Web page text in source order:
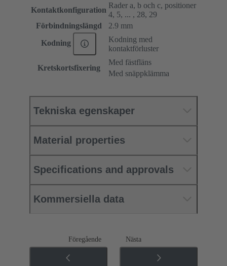
Kontaktkonfiguration
Rader a, b och c, positioner
4, 5, ... , 28, 29
Förbindningslängd
2.9 mm
Kodning
Kodning med
kontaktförluster
Kretskortsfixering
Med fästfläns
Med snäppklämma
Tekniska egenskaper
Material properties
Specifications and approvals
Kommersiella data
Föregående Nästa